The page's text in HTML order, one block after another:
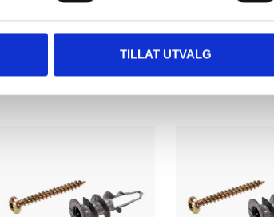
TILLAT UTVALG
Relaterte produkter